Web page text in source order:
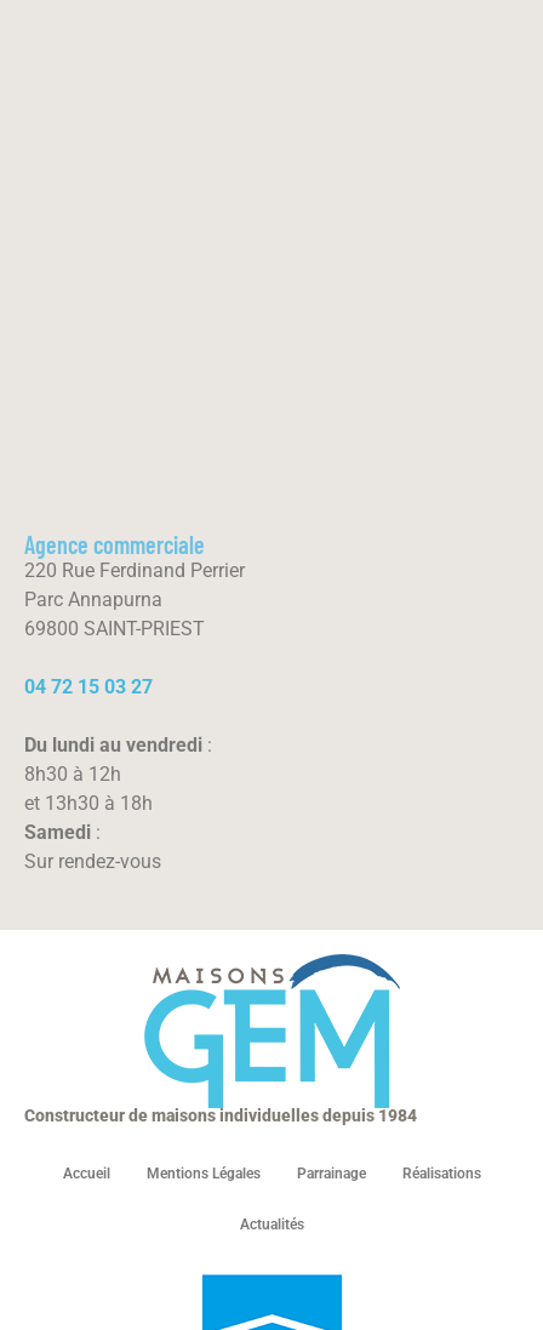
Agence commerciale
220 Rue Ferdinand Perrier
Parc Annapurna
69800 SAINT-PRIEST
04 72 15 03 27
Du lundi au vendredi :
8h30 à 12h
et 13h30 à 18h
Samedi :
Sur rendez-vous
Constructeur de maisons individuelles depuis 1984
Accueil Mentions Légales Parrainage Réalisations
Actualités